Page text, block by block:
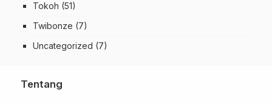
Tokoh (51)
Twibonze (7)
Uncategorized (7)
Tentang